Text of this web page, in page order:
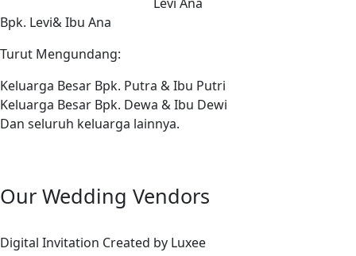
Bpk. Levi& Ibu Ana
Turut Mengundang:
Keluarga Besar Bpk. Putra & Ibu Putri
Keluarga Besar Bpk. Dewa & Ibu Dewi
Dan seluruh keluarga lainnya.
Our Wedding Vendors
Digital Invitation Created by Luxee